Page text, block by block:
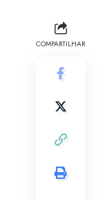
COMPARTILHAR